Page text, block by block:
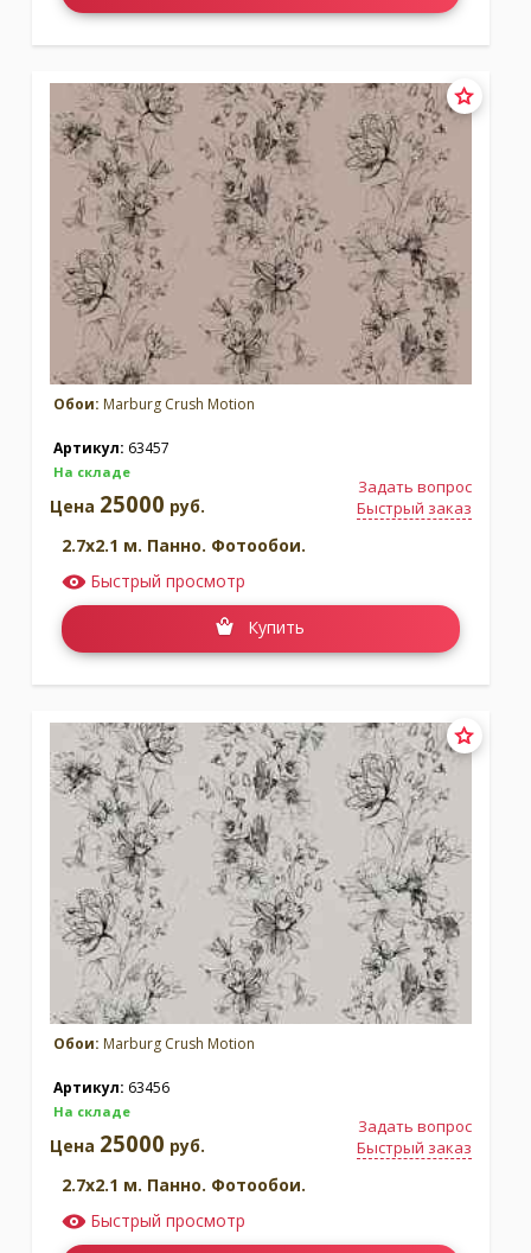
Обои: Marburg Crush Motion
Артикул: 63457
На складе
Задать вопрос
Быстрый заказ
Цена 25000 руб.
2.7x2.1 м. Панно. Фотообои.
Быстрый просмотр
Купить
Обои: Marburg Crush Motion
Артикул: 63456
На складе
Задать вопрос
Быстрый заказ
Цена 25000 руб.
2.7x2.1 м. Панно. Фотообои.
Быстрый просмотр